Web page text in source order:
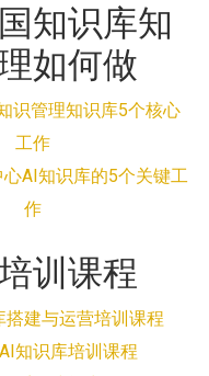
知识库知
如何做
识管理知识库5个核心
工作
AI知识库的5个关键工
作
训课程
搭建与运营培训课程
知识库培训课程